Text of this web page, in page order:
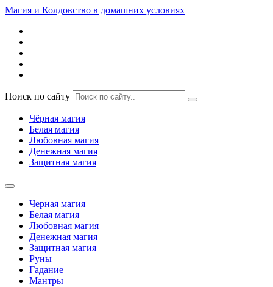
Магия и Колдовство в домашних условиях
Поиск по сайту
Чёрная магия
Белая магия
Любовная магия
Денежная магия
Защитная магия
Черная магия
Белая магия
Любовная магия
Денежная магия
Защитная магия
Руны
Гадание
Мантры